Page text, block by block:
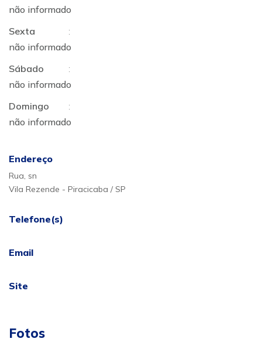
não informado
Sexta
:
não informado
Sábado
:
não informado
Domingo
:
não informado
Endereço
Rua, sn
Vila Rezende - Piracicaba / SP
Telefone(s)
Email
Site
Fotos